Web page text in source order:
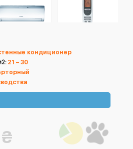
кондиционер
21 – 30
₴